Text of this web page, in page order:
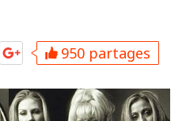
950 partages